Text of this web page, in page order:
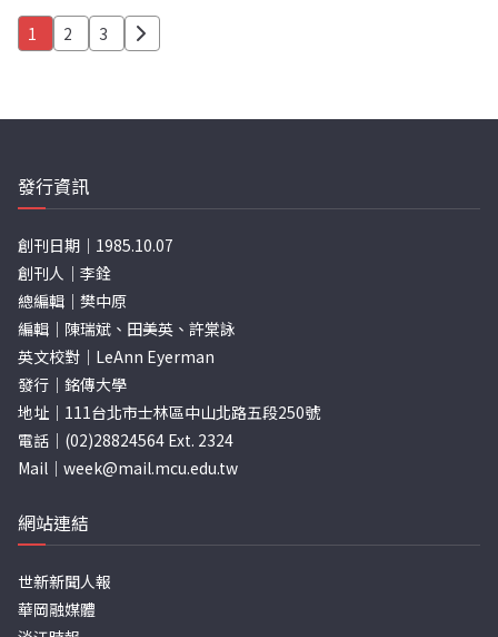
文
分
頁
1 2 3
發行資訊
創刊日期｜1985.10.07
創刊人｜李銓
總編輯｜樊中原
編輯｜陳瑞斌、田美英、許棠詠
英文校對｜LeAnn Eyerman
發行｜銘傳大學
地址｜111台北市士林區中山北路五段250號
電話｜(02)28824564 Ext. 2324
Mail｜ week@mail.mcu.edu.tw
網站連結
世新新聞人報
華岡融媒體